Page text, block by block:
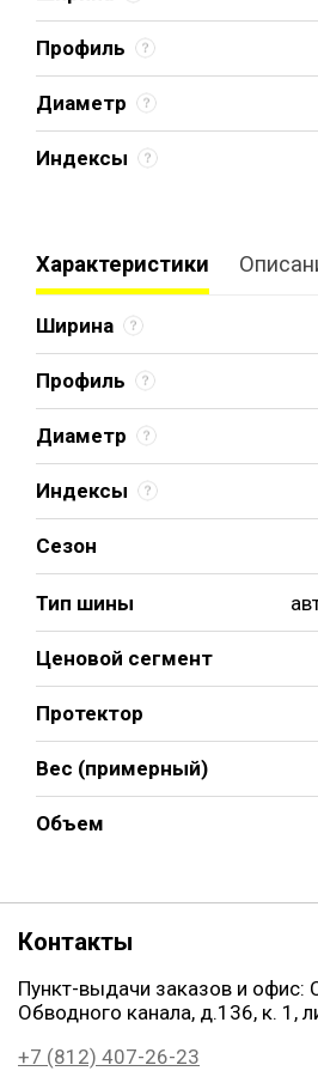
Профиль
Диаметр
Индексы
Характеристики
Ширина
Профиль
Диаметр
Индексы
Сезон
Тип шины
Ценовой сегмент
Протектор
Вес (примерный)
Объем
Контакты
Пункт-выдачи заказов и офис:
Обводного канала, д.136, к. 1,
+7 (812) 407-26-23